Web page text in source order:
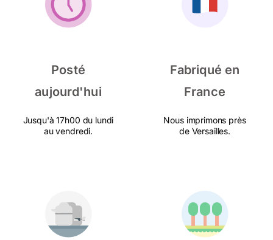
Posté
aujourd'hui
Jusqu'à 17h00 du lundi
au vendredi.
Fabriqué en
France
Nous imprimons près
de Versailles.